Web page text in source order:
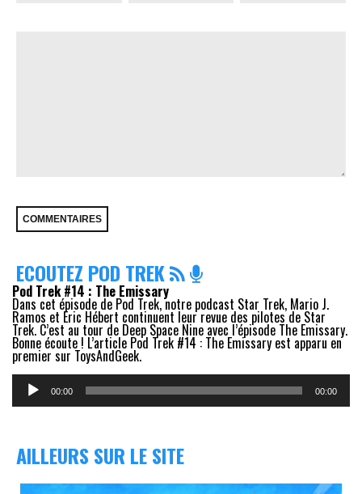
ECOUTEZ POD TREK
Pod Trek #14 : The Emissary
Dans cet épisode de Pod Trek, notre podcast Star Trek, Mario J.
Ramos et Eric Hébert continuent leur revue des pilotes de Star
Trek. C’est au tour de Deep Space Nine avec l’épisode The Emissary.
Bonne écoute ! L’article Pod Trek #14 : The Emissary est apparu en
premier sur ToysAndGeek.
Lecteur
audio 00:00 00:00
AILLEURS SUR LE SITE